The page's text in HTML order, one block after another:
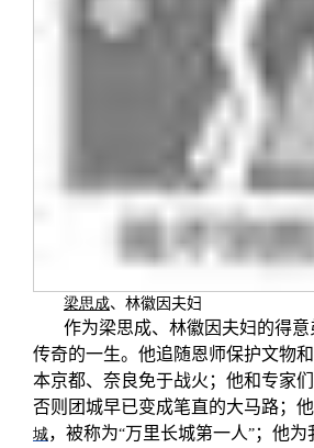
理事会名单
制度法规
联系我们
梁思成、林徽因夫妇
作为梁思成、林徽因夫妇的得
传奇的一生。他追随恩师保护文物
本京都、奈良免于战火；他和专家们
否则团城早已变成笔直的大马路；他
城，被称为“万里长城第一人” ；他为